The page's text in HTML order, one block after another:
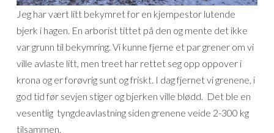
Jeg har vært litt bekymret for en kjempestor lutende
bjerk i hagen. En arborist tittet på den og mente det ikke
var grunn til bekymring. Vi kunne fjerne et par grener om vi
ville avlaste litt, men treet har rettet seg opp oppover i
krona og er forøvrig sunt og friskt. I dag fjernet vi grenene, i
god tid før sevjen stiger og bjerken ville blødd. Det ble en
vesentlig tyngdeavlastning siden grenene veide 2-300 kg
tilsammen.